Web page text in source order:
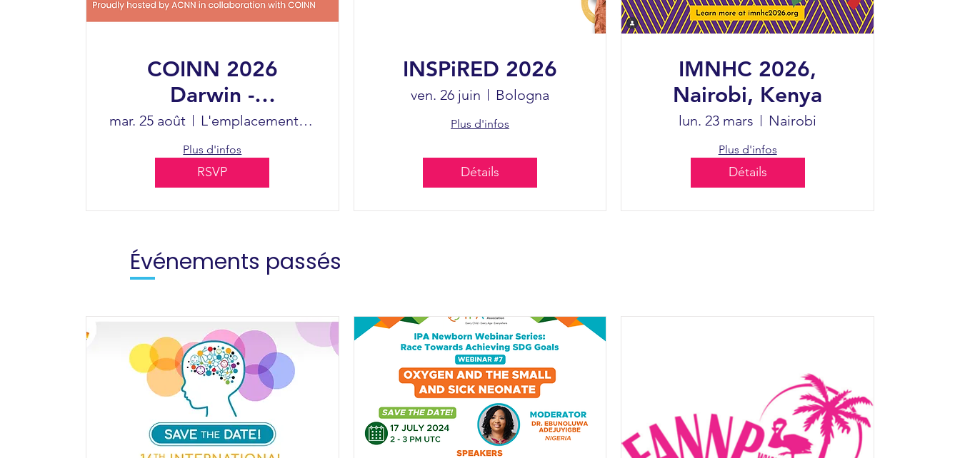
COINN 2026
Darwin -
Transformer les
soins néonatals :
innover, influencer,
mar. 25 août L'emplacement est à déterminer
Plus d'infos
RSVP
INSPiRED 2026
ven. 26 juin Bologna
Plus d'infos
Détails
IMNHC 2026,
Nairobi, Kenya
lun. 23 mars Nairobi
Plus d'infos
Détails
Événements passés